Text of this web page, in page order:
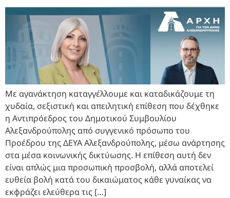
Με αγανάκτηση καταγγέλλουμε και καταδικάζουμε τη
χυδαία, σεξιστική και απειλητική επίθεση που δέχθηκε
η Αντιπρόεδρος του Δημοτικού Συμβουλίου
Αλεξανδρούπολης από συγγενικό πρόσωπο του
Προέδρου της ΔΕΥΑ Αλεξανδρούπολης, μέσω ανάρτησης
στα μέσα κοινωνικής δικτύωσης. Η επίθεση αυτή δεν
είναι απλώς μια προσωπική προσβολή, αλλά αποτελεί
ευθεία βολή κατά του δικαιώματος κάθε γυναίκας να
εκφράζει ελεύθερα τις […]